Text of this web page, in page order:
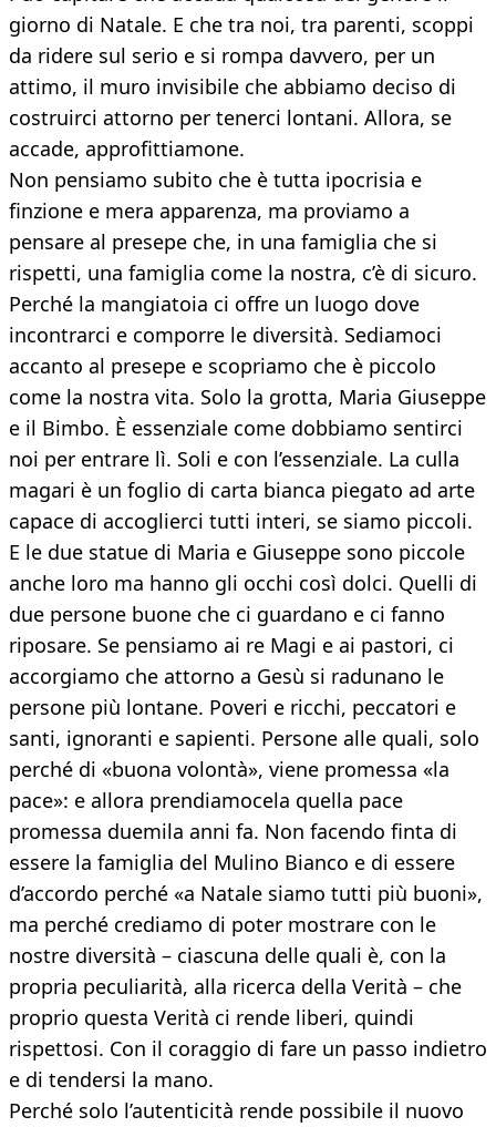
giorno di Natale. E che tra noi, tra parenti, scoppi
da ridere sul serio e si rompa davvero, per un
attimo, il muro invisibile che abbiamo deciso di
costruirci attorno per tenerci lontani. Allora, se
accade, approfittiamone.
Non pensiamo subito che è tutta ipocrisia e
finzione e mera apparenza, ma proviamo a
pensare al presepe che, in una famiglia che si
rispetti, una famiglia come la nostra, c’è di sicuro.
Perché la mangiatoia ci offre un luogo dove
incontrarci e comporre le diversità. Sediamoci
accanto al presepe e scopriamo che è piccolo
come la nostra vita. Solo la grotta, Maria Giuseppe
e il Bimbo. È essenziale come dobbiamo sentirci
noi per entrare lì. Soli e con l’essenziale. La culla
magari è un foglio di carta bianca piegato ad arte
capace di accoglierci tutti interi, se siamo piccoli.
E le due statue di Maria e Giuseppe sono piccole
anche loro ma hanno gli occhi così dolci. Quelli di
due persone buone che ci guardano e ci fanno
riposare. Se pensiamo ai re Magi e ai pastori, ci
accorgiamo che attorno a Gesù si radunano le
persone più lontane. Poveri e ricchi, peccatori e
santi, ignoranti e sapienti. Persone alle quali, solo
perché di «buona volontà», viene promessa «la
pace»: e allora prendiamocela quella pace
promessa duemila anni fa. Non facendo finta di
essere la famiglia del Mulino Bianco e di essere
d’accordo perché «a Natale siamo tutti più buoni»,
ma perché crediamo di poter mostrare con le
nostre diversità – ciascuna delle quali è, con la
propria peculiarità, alla ricerca della Verità – che
proprio questa Verità ci rende liberi, quindi
rispettosi. Con il coraggio di fare un passo indietro
e di tendersi la mano.
Perché solo l’autenticità rende possibile il nuovo